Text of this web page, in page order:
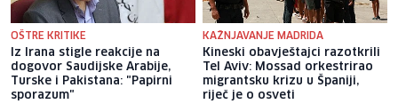
OŠTRE KRITIKE
Iz Irana stigle reakcije na
dogovor Saudijske Arabije,
Turske i Pakistana: "Papirni
sporazum"
KAŽNJAVANJE MADRIDA
Kineski obavještajci razotkrili
Tel Aviv: Mossad orkestrirao
migrantsku krizu u Španiji,
riječ je o osveti